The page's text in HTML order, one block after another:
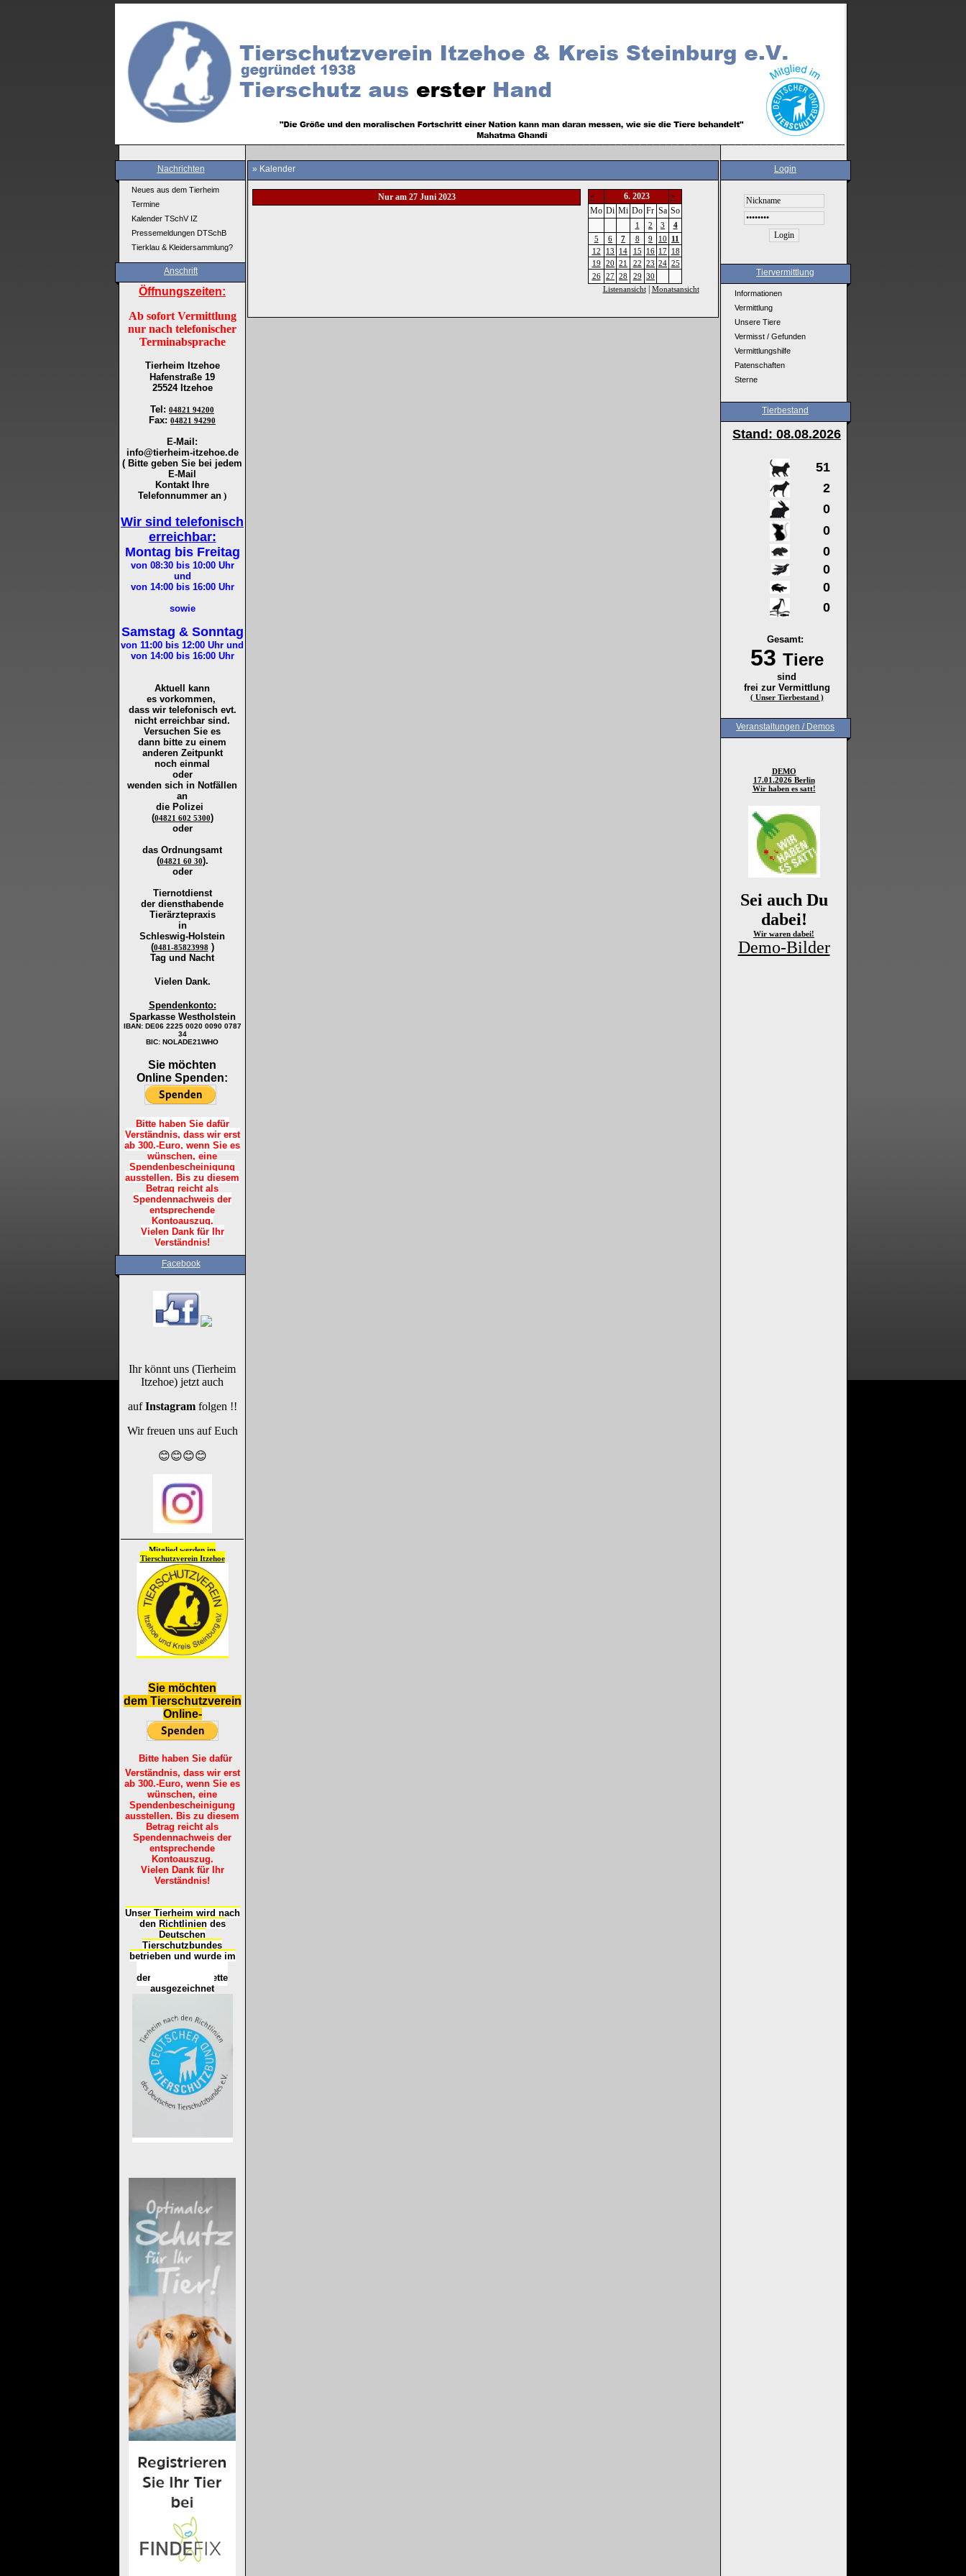
Nachrichten
Neues aus dem Tierheim
Termine
Kalender TSchV IZ
Pressemeldungen DTSchB
Tierklau & Kleidersammlung?
Anschrift
Öffnungszeiten:
Ab sofort Vermittlung
nur nach telefonischer
Terminabsprache
Tierheim Itzehoe
Hafenstraße 19
25524 Itzehoe
Tel : 04821 94200
Fax: 04821 94290
E-Mail:
info@tierheim-itzehoe.de
( Bitte geben Sie bei jedem
E-Mail
Kontakt Ihre
Telefonnummer an )
Wir sind telefonisch
erreichbar:
Montag bis Freitag
von 08:30 bis 10:00Uhr
und
von 14:00 bis 16:00Uhr
sowie
Samstag & Sonntag
von 11:00 bis 12:00 Uhr und
von 14:00 bis 16:00Uhr
Aktuell kann
es vorkommen,
dass wir telefonisch evt.
nicht erreichbar sind.
Versuchen Sie es
dann bitte zu einem
anderen Zeitpunkt
noch einmal
oder
wenden sich in Notfällen
an
die Polizei
(04821 602 5300)
oder
das Ordnungsamt
(04821 60 30).
oder
Tiernotdienst
der diensthabende
Tierärztepraxis
in
Schleswig-Holstein
(0481-85823998 )
Tag und Nacht
Vielen Dank.
Spendenkonto:
Sparkasse Westholstein
IBAN: DE06 2225 0020 0090 0787
34
BIC: NOLADE21WHO
Sie möchten
Online Spenden:
Bitte haben Sie dafür
Verständnis, dass wir erst
ab 300.-Euro, wenn Sie es
wünschen, eine
Spendenbescheinigung
ausstellen. Bis zu diesem
Betrag reicht als
Spendennachweis der
entsprechende
Kontoauszug.
Vielen Dank für Ihr
Verständnis!
Facebook
Ihr könnt uns (Tierheim
Itzehoe) jetzt auch
aufInstagramfolgen !!
Wir freuen uns auf Euch
😊😊😊😊
Mitglied werden im
Tierschutzverein Itzehoe
Sie möchten
dem Tierschutzverein
Online-
Bitte haben Sie dafür
Verständnis, dass wir erst
ab 300.-Euro, wenn Sie es
wünschen, eine
Spendenbescheinigung
ausstellen. Bis zu diesem
Betrag reicht als
Spendennachweis der
entsprechende
Kontoauszug.
Vielen Dank für Ihr
Verständnis!
Unser Tierheim wird nach
den Richtlinien des
Deutschen
Tierschutzbundes
betrieben und wurde im
der
Tierheimplakette
ausgezeichnet
» Kalender
Nur am 27 Juni 2023 < 6. 2023 >
Mo Di Mi Do Fr Sa So
1 2 3
4
5
6 7 8 9 10
11
12
13 14 15 16 17 18
19
20 21 22 23 24 25
26
27 28 29 30
Listenansicht| Monatsansicht
Login
Tiervermittlung
Informationen
Vermittlung
Unsere Tiere
Vermisst / Gefunden
Vermittlungshilfe
Patenschaften
Sterne
Tierbestand
Stand: 08.08.2026
51
2
0
0
0
0
0
0
Gesamt:
53 Tiere
sind
frei zur Vermittlung
( Unser Tierbestand )
Veranstaltungen / Demos
DEMO
17.01.2026 Berlin
Wir haben es satt!
Sei auch Du
dabei!
Wir waren dabei!
Demo-Bilder